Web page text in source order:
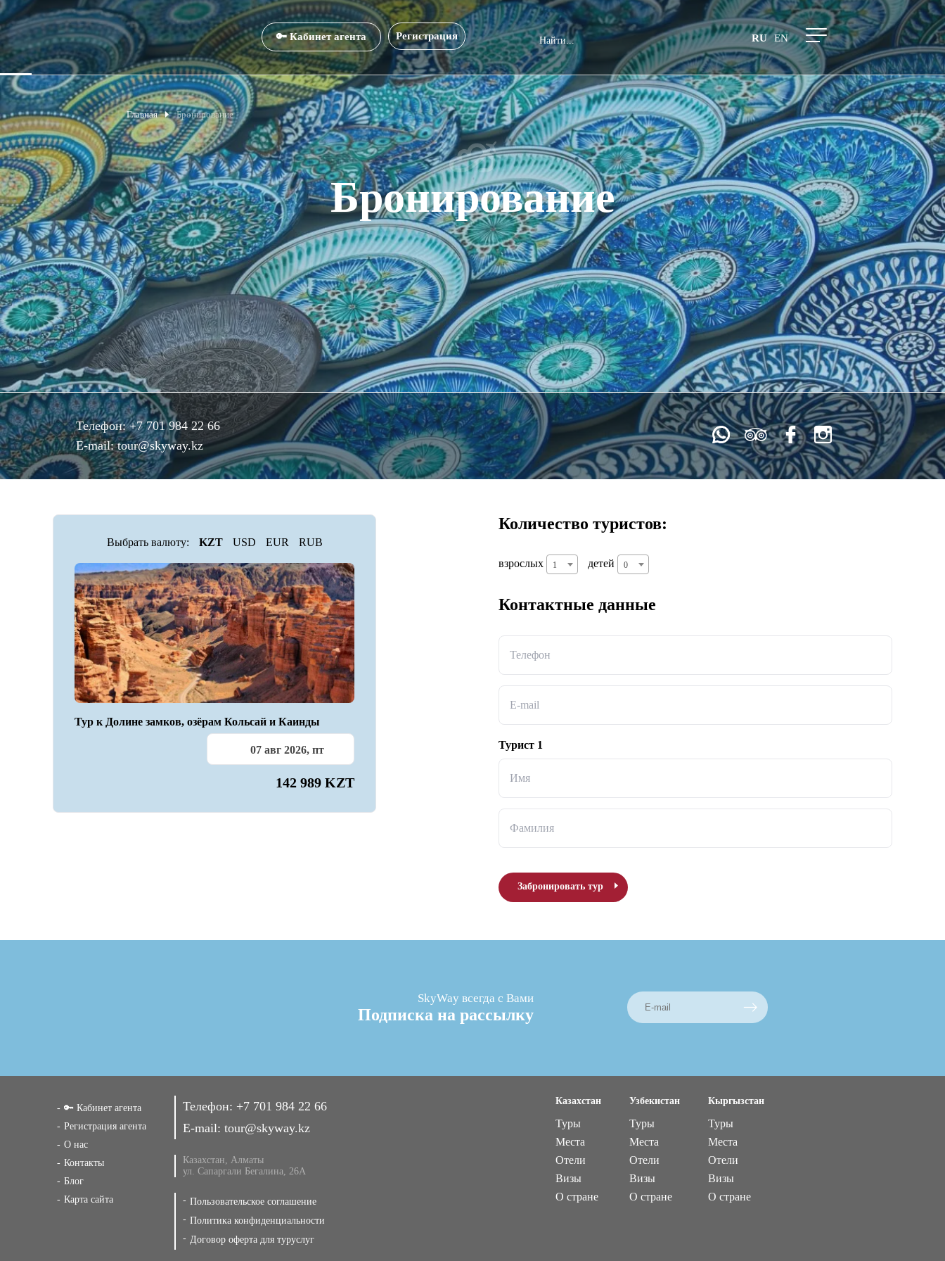
Регистрация
🔑 Кабинет агента RU EN
Главная Бронирование
Бронирование
Телефон:+7 701 984 22 66
E-mail:tour@skyway.kz
Выбрать валюту: KZT USD EUR RUB
Тур к Долине замков, озёрам Кольсай и Каинды
07 авг 2026, пт
142 989 KZT
Количество туристов:
взрослых 1 детей 0
Контактные данные
Телефон
E-mail
Турист 1
Имя
Фамилия
Забронировать тур
SkyWay всегда с Вами
Подписка на рассылку
🔑 Кабинет агента
Регистрация агента
О нас
Контакты
Блог
Карта сайта
Телефон: +7 701 984 22 66
E-mail: tour@skyway.kz
Казахстан, Алматы
ул. Сапаргали Бегалина, 26А
Пользовательское соглашение
Политика конфиденциальности
Договор оферта для туруслуг
Казахстан
Туры
Места
Отели
Визы
О стране
Узбекистан
Туры
Места
Отели
Визы
О стране
Кыргызстан
Туры
Места
Отели
Визы
О стране